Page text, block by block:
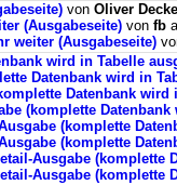
von Oliver
(Ausgabeseite) von fb
weiter (Ausgabeseite)
wird in Tabelle
Datenbank wird in
Datenbank wird
(komplette
(komplette
(komplette
Ausgabe (komplette
Ausgabe (komplette